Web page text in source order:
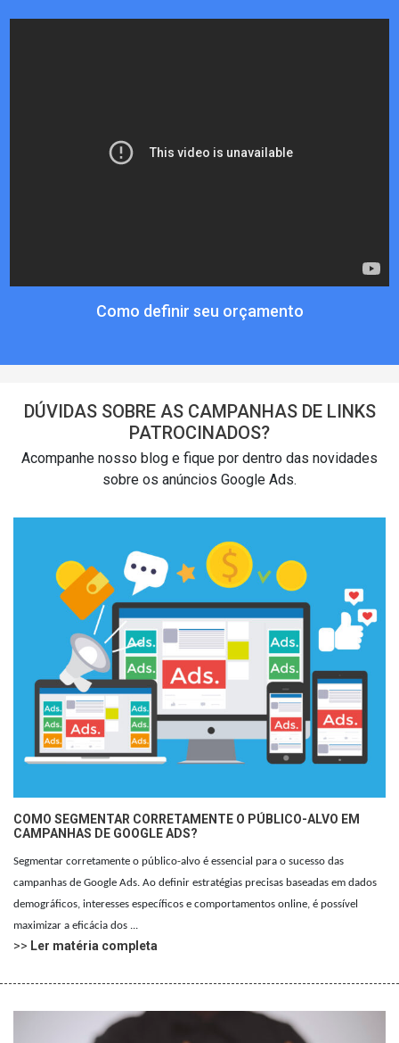
Como definir seu orçamento
DÚVIDAS SOBRE AS CAMPANHAS DE LINKS
PATROCINADOS?
Acompanhe nosso blog e fique por dentro das novidades
sobre os anúncios Google Ads.
COMO SEGMENTAR CORRETAMENTE O PÚBLICO-ALVO EM
CAMPANHAS DE GOOGLE ADS?
Segmentar corretamente o público-alvo é essencial para o sucesso das
campanhas de Google Ads. Ao definir estratégias precisas baseadas em dados
demográficos, interesses específicos e comportamentos online, é possível
maximizar a eficácia dos ...
>> Ler matéria completa